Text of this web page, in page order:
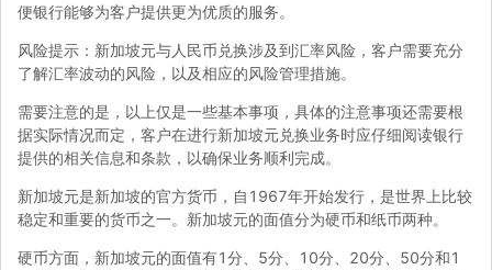
便银行能够为客户提供更为优质的服务。
风险提示：新加坡元与人民币兑换涉及到汇率风险，客户需要充分
了解汇率波动的风险，以及相应的风险管理措施。
需要注意的是，以上仅是一些基本事项，具体的注意事项还需要根
据实际情况而定，客户在进行新加坡元兑换业务时应仔细阅读银行
提供的相关信息和条款，以确保业务顺利完成。
新加坡元是新加坡的官方货币，自1967年开始发行，是世界上比较
稳定和重要的货币之一。新加坡元的面值分为硬币和纸币两种。
硬币方面，新加坡元的面值有1分、5分、10分、20分、50分和1